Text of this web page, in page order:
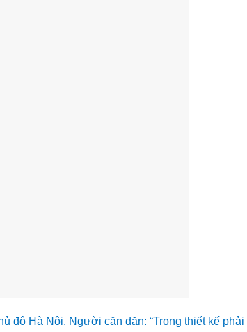
đô Hà Nội. Người căn dặn: “Trong thiết kế phải